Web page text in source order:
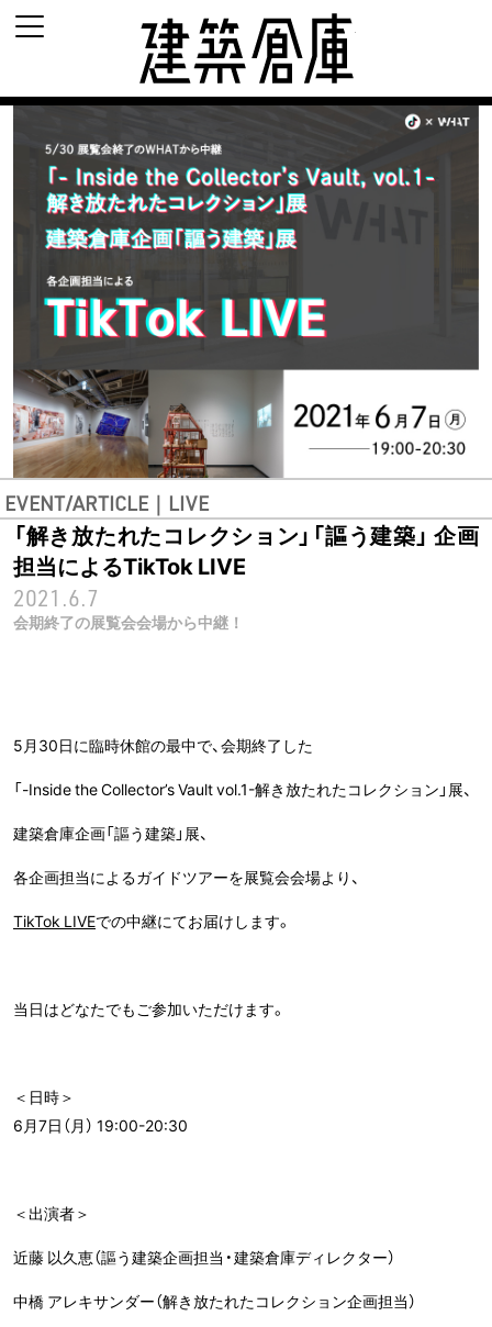
EVENT/ARTICLE｜LIVE
「解き放たれたコレクション」「謳う建築」 企画
担当によるTikTok LIVE
2021.6.7
会期終了の展覧会会場から中継！
5月30日に臨時休館の最中で、会期終了した
「-Inside the Collector’s Vault vol.1-解き放たれたコレクション」展、
建築倉庫企画「謳う建築」展、
各企画担当によるガイドツアーを展覧会会場より、
TikTok LIVEでの中継にてお届けします。
当日はどなたでもご参加いただけます。
＜日時＞
6月7日（月） 19:00-20:30
＜出演者＞
近藤 以久恵（謳う建築企画担当・建築倉庫ディレクター）
中橋 アレキサンダー（解き放たれたコレクション企画担当）